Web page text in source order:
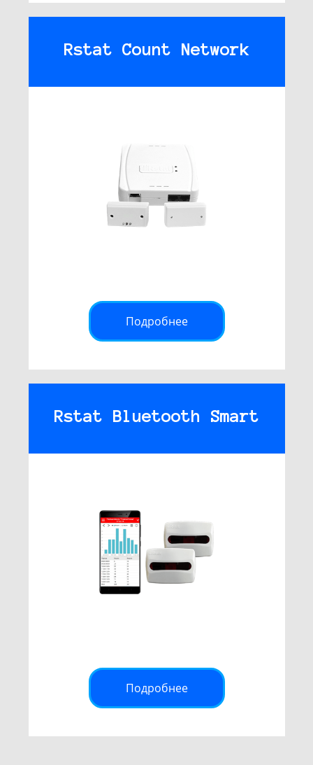
Rstat Count Network
Подробнее
Rstat Bluetooth Smart
Подробнее